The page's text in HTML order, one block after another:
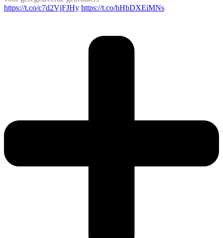
https://t.co/c7d2VjFJHy https://t.co/hHbDXEiMNs